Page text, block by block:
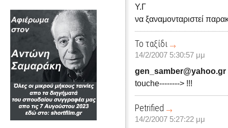
Υ.Γ
να ξαναμονταριστεί
Το ταξίδι
14/2/2007 5:30:57 μμ
gen_samber@yahoo.gr
touche--------> !!!
Petrified
14/2/2007 5:27:22 μμ